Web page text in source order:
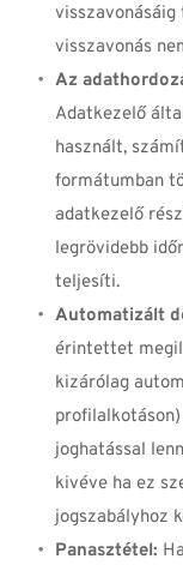
visszavonás
Az
Adatkezelő
használt,
formátumban
adatkezelő
legrövidebb
teljesíti.
Automatizált
érintettet
kizárólag
joghatással
kivéve ha ez
jogszabályhoz
Panasztétel: